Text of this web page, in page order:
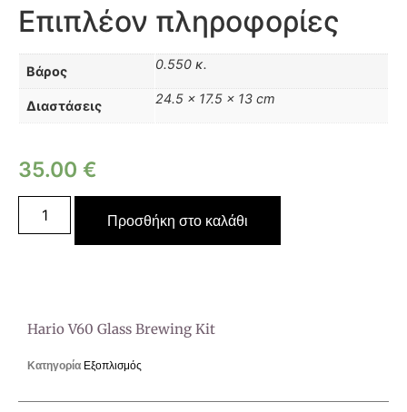
Επιπλέον πληροφορίες
Βάρος 0.550 κ.
Διαστάσεις 24.5 × 17.5 × 13 cm
35.00 €
Προσθήκη στο καλάθι
Hario V60 Glass Brewing Kit
Κατηγορία Εξοπλισμός